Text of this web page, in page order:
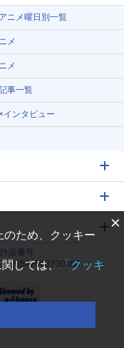
ニメ曜日別一覧
メ
メ
事一覧
インタビュー
許諾番号
9005542008Y30005
×
のため、クッキー
しては、「クッキ